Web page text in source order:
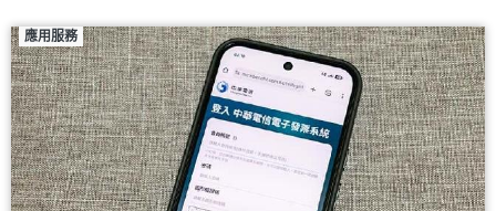
應用服務